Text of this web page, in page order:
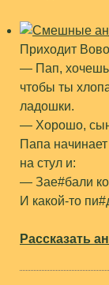
Приходит
— Пап, хочешь,
чтобы ты
ладошки.
— Хорошо,
Папа
на стул и:
— Зае#бали
И какой-то
Рассказать